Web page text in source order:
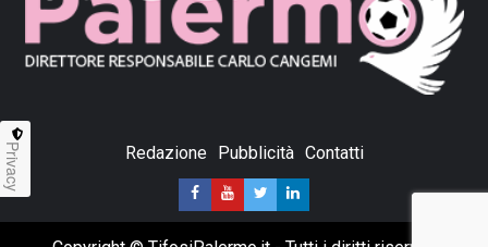
Redazione Pubblicità Contatti
Privacy